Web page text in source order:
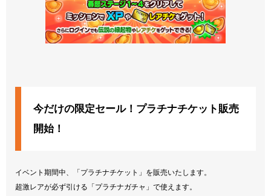
今だけの限定セール！プラチナチケット販売
開始！
イベント期間中、「プラチナチケット」を販売いたします。
超激レアが必ず引ける「プラチナガチャ」で使えます。